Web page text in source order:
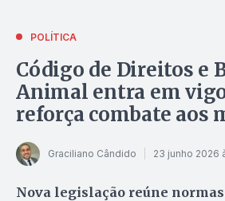
POLÍTICA
Código de Direitos e
Animal entra em
reforça combate aos
Graciliano Cândido 23 junho 2026
Nova legislação reúne